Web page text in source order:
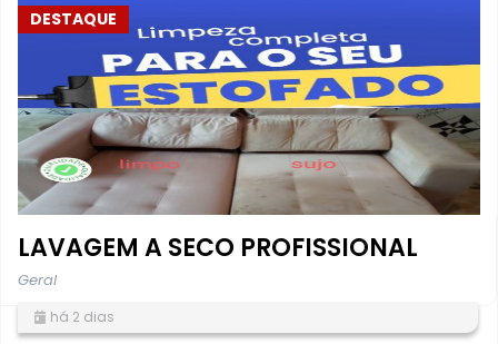
DESTAQUE
LAVAGEM A SECO PROFISSIONAL
Geral
há 2 dias